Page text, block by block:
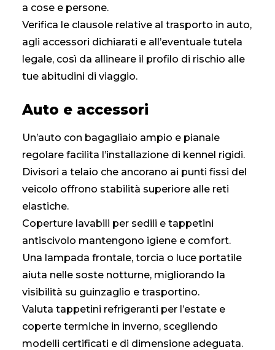
a cose e persone.
Verifica le clausole relative al trasporto in auto,
agli accessori dichiarati e all’eventuale tutela
legale, così da allineare il profilo di rischio alle
tue abitudini di viaggio.
Auto e accessori
Un’auto con bagagliaio ampio e pianale
regolare facilita l’installazione di kennel rigidi.
Divisori a telaio che ancorano ai punti fissi del
veicolo offrono stabilità superiore alle reti
elastiche.
Coperture lavabili per sedili e tappetini
antiscivolo mantengono igiene e comfort.
Una lampada frontale, torcia o luce portatile
aiuta nelle soste notturne, migliorando la
visibilità su guinzaglio e trasportino.
Valuta tappetini refrigeranti per l’estate e
coperte termiche in inverno, scegliendo
modelli certificati e di dimensione adeguata.